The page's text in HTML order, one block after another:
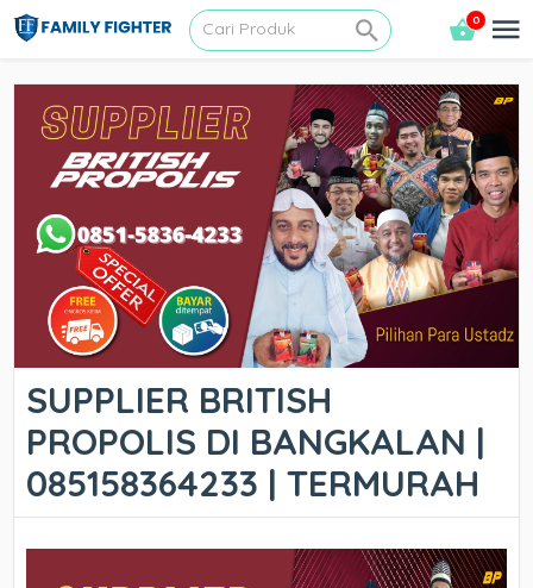
0
SUPPLIER BRITISH
PROPOLIS DI BANGKALAN |
085158364233 | TERMURAH